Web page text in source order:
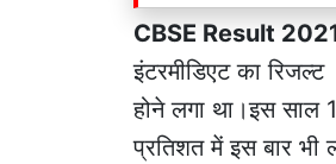
CBSE Result
इंटरमीडिएट का
होने लगा था।इस साल
प्रतिशत में इस बार